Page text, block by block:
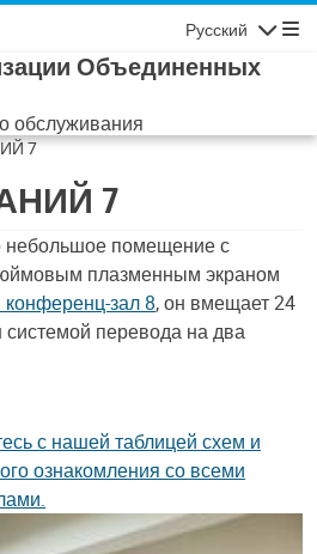
Русский
Объединенных
обслуживания
7
7
небольшое помещение с
плазменным экраном
конференц-зал 8, он вмещает 24
системой перевода на два
с нашей таблицей схем и
ознакомления со всеми